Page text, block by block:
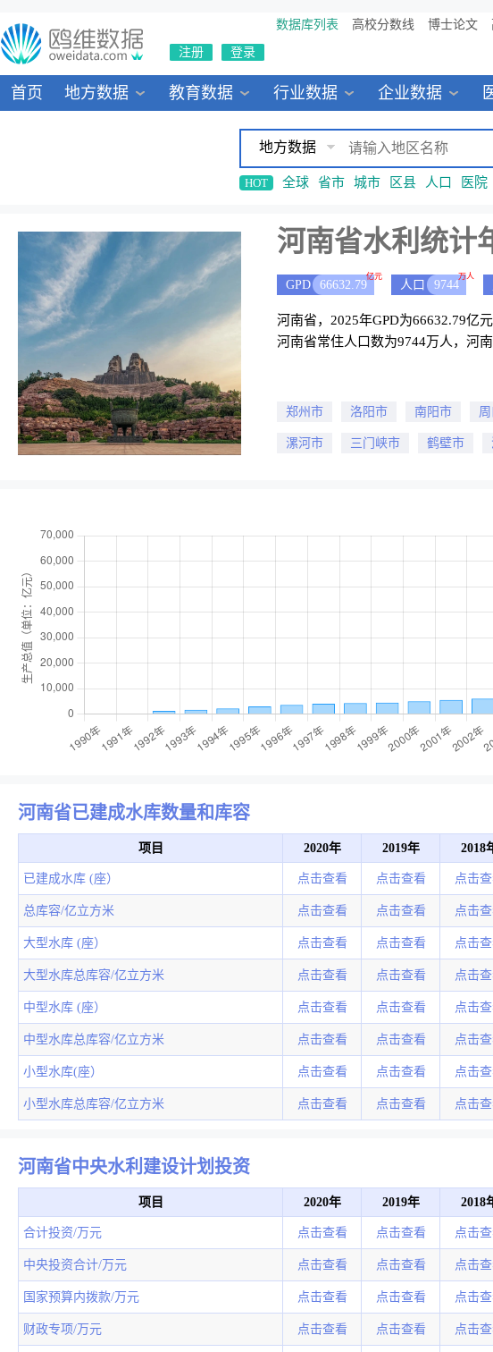
数据库列表 高校分数线 博士论文
注册 登录
首页 地方数据 教育数据 行业数据 企业数据
地方数据
HOT 全球 省市 城市 区县 人口 医院
河南省水利统计
GPD 66632.79
亿元
人口 9744
万人
河南省，2025年GPD为66632.79亿
河南省常住人口数为9744万人，河
郑州市 洛阳市 南阳市
漯河市 三门峡市 鹤壁市
河南省已建成水库数量和库容
项目 2020年 2019年 2018
已建成水库 (座） 点击查看 点击查看 点击
总库容/亿立方米 点击查看 点击查看 点击
大型水库 (座） 点击查看 点击查看 点击
大型水库总库容/亿立方米 点击查看 点击查看 点击
中型水库 (座） 点击查看 点击查看 点击
中型水库总库容/亿立方米 点击查看 点击查看 点击
小型水库(座） 点击查看 点击查看 点击
小型水库总库容/亿立方米 点击查看 点击查看 点击
河南省中央水利建设计划投资
项目 2020年 2019年 2018
合计投资/万元 点击查看 点击查看 点击
中央投资合计/万元 点击查看 点击查看 点击
国家预算内拨款/万元 点击查看 点击查看 点击
财政专项/万元 点击查看 点击查看 点击